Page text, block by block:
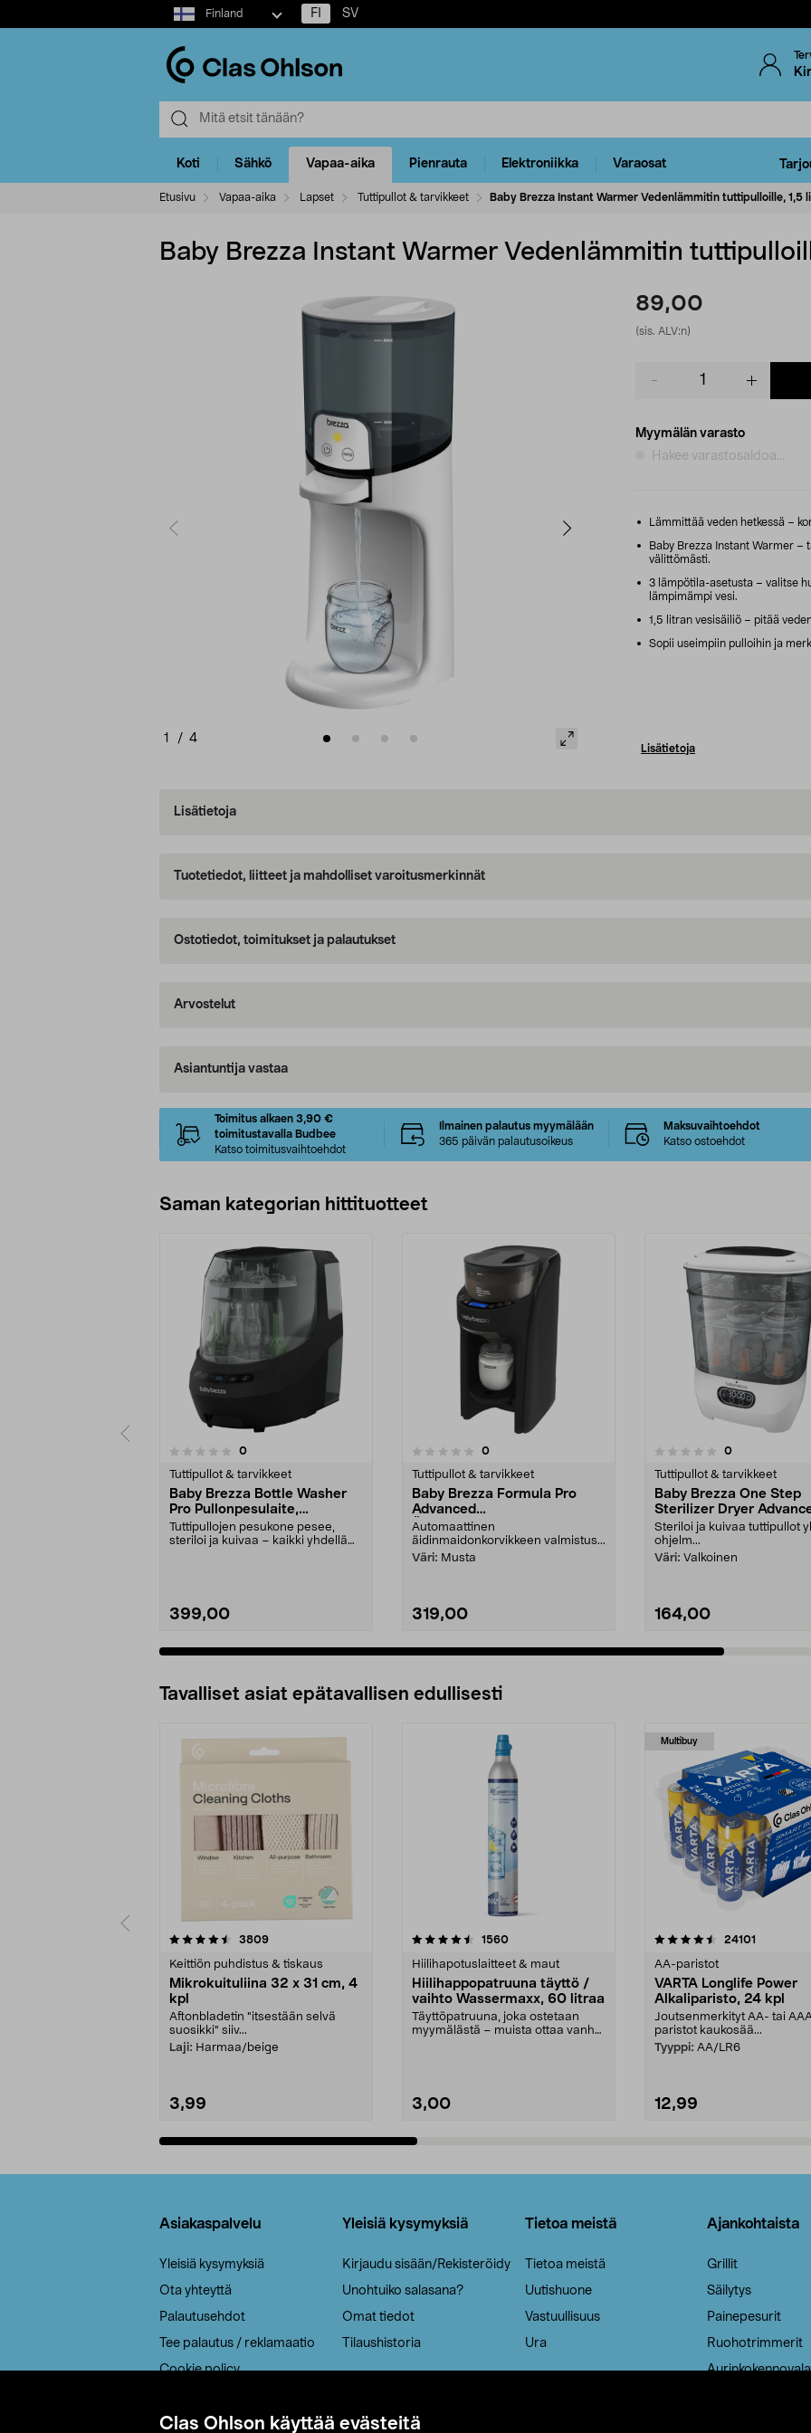
Clas Ohlson käyttää evästeitä
Select
market
Finland FI SV
Koti Sähkö Vapaa-aika Pienrauta Elektroniikka Varaosat
Etusivu Vapaa-aika Lapset Tuttipullot & tarvikkeet Baby Brezza Instant Warmer Vedenlämmitin tuttipulloille, 1,5
Baby Brezza Instant Warmer Vedenlämmitin
1 / 4
89,00
(sis. ALV:n)
Myymälän varasto
Hakee varastosaldoa...
Lämmittää veden hetkessä –
Baby Brezza Instant Warmer –
välittömästi.
3 lämpötila-asetusta – valitse
lämpimämpi vesi.
1,5 litran vesisäiliö – pitää
Sopii useimpiin pulloihin ja
Lisätietoja
Lisätietoja
Tuotetiedot, liitteet ja mahdolliset varoitusmerkinnät
Ostotiedot, toimitukset ja palautukset
Arvostelut
Asiantuntija vastaa
Toimitus alkaen 3,90 €
toimitustavalla Budbee
Katso toimitusvaihtoehdot
Ilmainen palautus myymälään
365 päivän palautusoikeus
Maksuvaihtoehdot
Katso ostoehdot
Saman kategorian hittituotteet
0arvostelut
Tuttipullot & tarvikkeet
Baby Brezza Bottle Washer
Pro Pullonpesulaite,
sterilointilaite ja kuivain
Tuttipullojen pesukone pesee,
steriloi ja kuivaa – kaikki yhdellä
399,00
0.0 viidestä
0arvostelut
Tuttipullot & tarvikkeet
Baby Brezza Formula Pro
Advanced
Äidinmaidonkorvikkeen
valmistuslaite
Automaattinen
äidinmaidonkorvikkeen valmistus...
Väri: Musta
319,00
0.0 viidestä
0arvostelut
Tuttipullot & tarvikkeet
Baby Brezza One Step
Sterilizer Dryer
Tuttipullojen
-kuivain
Steriloi ja kuivaa tuttipullot
ohjelm...
Väri: Valkoinen
164,00
0.0 viidestä
Tavalliset asiat epätavallisen edullisesti
3809arvostelut
Keittiön puhdistus & tiskaus
Mikrokuituliina 32 x 31 cm, 4
kpl
Aftonbladetin "itsestään selvä
suosikki" siiv...
Laji: Harmaa/beige
3,99
4.5viidestä
1560arvostelut
Hiilihapotuslaitteet & maut
Hiilihappopatruuna täyttö /
vaihto Wassermaxx, 60 litraa
Täyttöpatruuna, joka ostetaan
myymälästä – muista ottaa vanha
3,00
Multibuy
4.5viidestä
24101
AA-paristot
VARTA Longlife Power
Alkaliparisto, 24 kpl
Joutsenmerkityt AA- tai
paristot kaukosää...
Tyyppi: AA/LR6
12,99
4.5viidestä
Asiakaspalvelu
Yleisiä kysymyksiä
Ota yhteyttä
Palautusehdot
Tee palautus / reklamaatio
Cookie policy
Saavutettavuus
Yleisiä kysymyksiä
Kirjaudu sisään/Rekisteröidy
Unohtuiko salasana?
Omat tiedot
Tilaushistoria
Tietoa meistä
Tietoa meistä
Uutishuone
Vastuullisuus
Ura
Ajankohtaista
Grillit
Säilytys
Painepesurit
Ruohotrimmerit